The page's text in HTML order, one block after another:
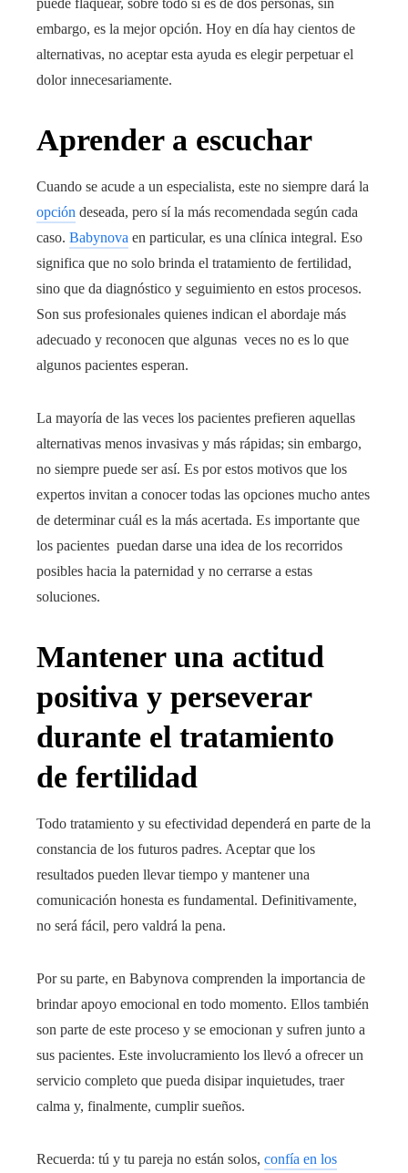
embargo, es la mejor opción. Hoy en día hay cientos de
alternativas, no aceptar esta ayuda es elegir perpetuar el
dolor innecesariamente.
Aprender a escuchar
Cuando se acude a un especialista, este no siempre dará la
opción deseada, pero sí la más recomendada según cada
caso. Babynova en particular, es una clínica integral. Eso
significa que no solo brinda el tratamiento de fertilidad,
sino que da diagnóstico y seguimiento en estos procesos.
Son sus profesionales quienes indican el abordaje más
adecuado y reconocen que algunas veces no es lo que
algunos pacientes esperan.
La mayoría de las veces los pacientes prefieren aquellas
alternativas menos invasivas y más rápidas; sin embargo,
no siempre puede ser así. Es por estos motivos que los
expertos invitan a conocer todas las opciones mucho antes
de determinar cuál es la más acertada. Es importante que
los pacientes puedan darse una idea de los recorridos
posibles hacia la paternidad y no cerrarse a estas
soluciones.
Mantener una actitud
positiva y perseverar
durante el tratamiento
de fertilidad
Todo tratamiento y su efectividad dependerá en parte de la
constancia de los futuros padres. Aceptar que los
resultados pueden llevar tiempo y mantener una
comunicación honesta es fundamental. Definitivamente,
no será fácil, pero valdrá la pena.
Por su parte, en Babynova comprenden la importancia de
brindar apoyo emocional en todo momento. Ellos también
son parte de este proceso y se emocionan y sufren junto a
sus pacientes. Este involucramiento los llevó a ofrecer un
servicio completo que pueda disipar inquietudes, traer
calma y, finalmente, cumplir sueños.
Recuerda: tú y tu pareja no están solos, confía en los